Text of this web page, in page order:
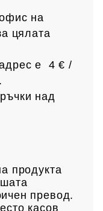
на
цялата
е 4 € /
над
продукта
превод.
касов